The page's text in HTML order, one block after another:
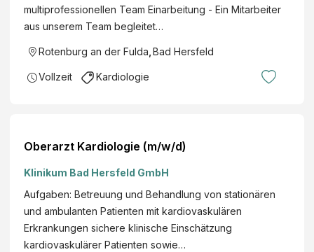
multiprofessionellen Team Einarbeitung - Ein Mitarbeiter
aus unserem Team begleitet…
Rotenburg an der Fulda Bad Hersfeld
Vollzeit Kardiologie
Oberarzt Kardiologie (m/w/d)
Klinikum Bad Hersfeld GmbH
Aufgaben: Betreuung und Behandlung von stationären
und ambulanten Patienten mit kardiovaskulären
Erkrankungen sichere klinische Einschätzung
kardiovaskulärer Patienten sowie…